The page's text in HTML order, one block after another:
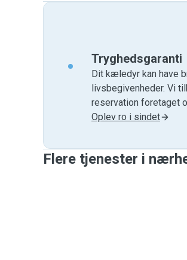
Tryghedsgaranti
Dit kæledyr kan have
livsbegivenheder. Vi
reservation foretaget
Oplev ro i sindet
Flere tjenester i